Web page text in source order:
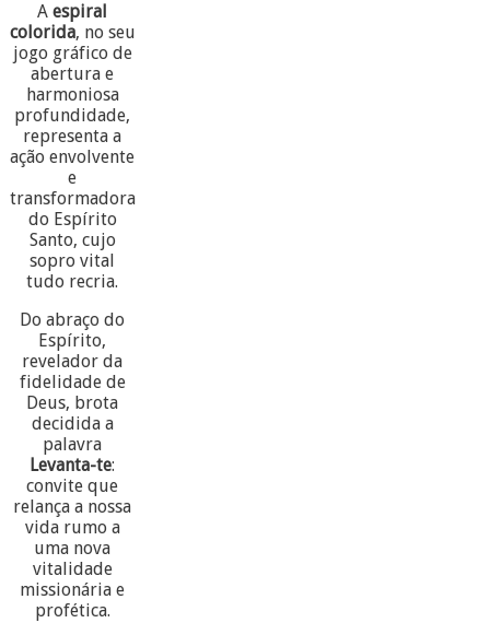
Aespiral
colorida, no seu
jogo gráfico de
abertura e
harmoniosa
profundidade,
representa a
ação envolvente
e
transformadora
do Espírito
Santo, cujo
sopro vital
tudo recria.
Do abraço do
Espírito,
revelador da
fidelidade de
Deus, brota
decidida a
palavra
Levanta-te:
convite que
relança a nossa
vida rumo a
uma nova
vitalidade
missionária e
profética.